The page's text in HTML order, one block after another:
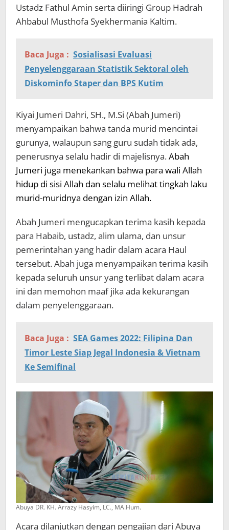
Ustadz Fathul Amin serta diiringi Group Hadrah
Ahbabul Musthofa Syekhermania Kaltim.
Baca Juga : Sosialisasi Evaluasi
Penyelenggaraan Statistik Sektoral oleh
Diskominfo Staper dan BPS Kutim
Kiyai Jumeri Dahri, SH., M.Si (Abah Jumeri)
menyampaikan bahwa tanda murid mencintai
gurunya, walaupun sang guru sudah tidak ada,
penerusnya selalu hadir di majelisnya.Abah
Jumeri juga menekankan bahwa para wali Allah
hidup di sisi Allah dan selalu melihat tingkah laku
murid-muridnya dengan izin Allah.
Abah Jumeri mengucapkan terima kasih kepada
para Habaib, ustadz, alim ulama, dan unsur
pemerintahan yang hadir dalam acara Haul
tersebut. Abah juga menyampaikan terima kasih
kepada seluruh unsur yang terlibat dalam acara
ini dan memohon maaf jika ada kekurangan
dalam penyelenggaraan.
Baca Juga : SEA Games 2022: Filipina Dan
Timor Leste Siap Jegal Indonesia & Vietnam
Ke Semifinal
Abuya DR. KH. Arrazy Hasyim, LC., MA.Hum.
Acara dilanjutkan dengan pengajian dari Abuya